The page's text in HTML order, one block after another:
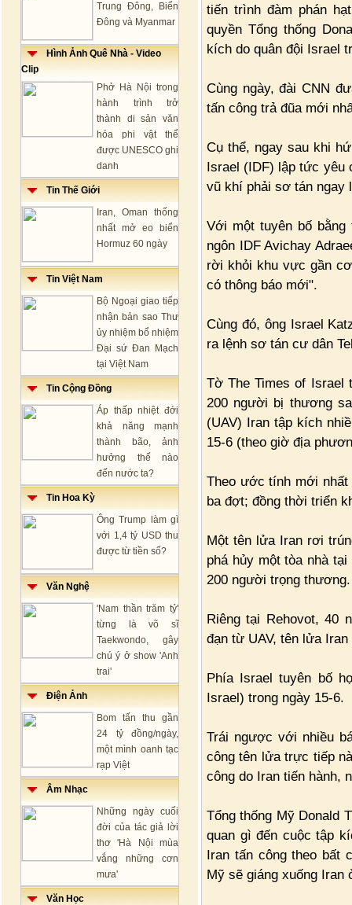
Trung Đông, Biển
Đông và Myanmar
Hình Ảnh Quê Nhà - Video
Clip
Phở Hà Nội trong
hành trình trở
thành di sản văn
hóa phi vật thể
được UNESCO ghi
danh
Tin Thế Giới
Iran, Oman thống
nhất mở eo biển
Hormuz 60 ngày
Tin Việt Nam
Bộ Ngoại giao tiếp
nhận bản sao Thư
ủy nhiệm bổ nhiệm
Đại sứ Đan Mạch
tại Việt Nam
Tin Cộng Đồng
Áp thấp nhiệt đới
khả năng mạnh
thành bão, ảnh
hưởng thế nào
đến nước ta?
Tin Hoa Kỳ
Ông Trump làm gì
với 1,4 tỷ USD thu
được từ tiền số?
Văn Nghệ
'Nam thần trăm tỷ'
từng là võ sĩ
Taekwondo, gây
chú ý ở show 'Anh
trai'
Điện Ảnh
Bom tấn thu gần
24 tỷ đồng/ngày,
một mình oanh tạc
rạp Việt
Âm Nhạc
Những ngày cuối
đời của tác giả lời
thơ 'Hà Nội mùa
vắng những cơn
mưa'
Văn Học
tiến trình đàm phán
quyền Tổng thống
kích do quân đội Israel
Cùng ngày, đài CNN
tấn công trả đũa mới
Cụ thể, ngay sau khi
Israel (IDF) lập tức yêu
vũ khí phải sơ tán ngay
Với một tuyên bố
ngôn IDF Avichay
rời khỏi khu vực gần
có thông báo mới".
Cùng đó, ông Israel
ra lệnh sơ tán cư dân
Tờ The Times of Israel
200 người bị thương
(UAV) Iran tập kích
15-6 (theo giờ địa
Theo ước tính mới nhất
ba đợt; đồng thời triển
Một tên lửa Iran rơi
phá hủy một tòa nhà
200 người trọng thương.
Riêng tại Rehovot, 40
đạn từ UAV, tên lửa
Phía Israel tuyên bố
Israel) trong ngày 15-6.
Trái ngược với nhiều
công tên lửa trực tiếp
công do Iran tiến hành,
Tổng thống Mỹ Donald
quan gì đến cuộc tập
Iran tấn công theo bất
Mỹ sẽ giáng xuống